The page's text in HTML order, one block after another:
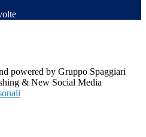
powered by Gruppo Spaggiari
& New Social Media